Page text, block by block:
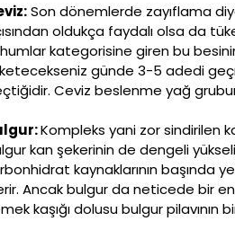
Son dönemlerde zayıflama
oldukça faydalı olsa da
kategorisine giren bu
günde 3-5 adedi
Ceviz beslenme yağ
Kompleks yani zor sindirilen
kan şekerinin de dengeli
kaynaklarının başında
Ancak bulgur da neticede bir
kaşığı dolusu bulgur